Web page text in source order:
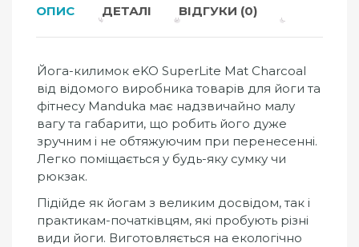
ОПИС ДЕТАЛІ ВІДГУКИ (0)
Йога-килимок eKO SuperLite Mat Charcoal
від відомого виробника товарів для йоги та
фітнесу Manduka має надзвичайно малу
вагу та габарити, що робить його дуже
зручним і не обтяжуючим при перенесенні.
Легко поміщається у будь-яку сумку чи
рюкзак.
Підійде як йогам з великим досвідом, так і
практикам-початківцям, які пробують різні
види йоги. Виготовляється на екологічно